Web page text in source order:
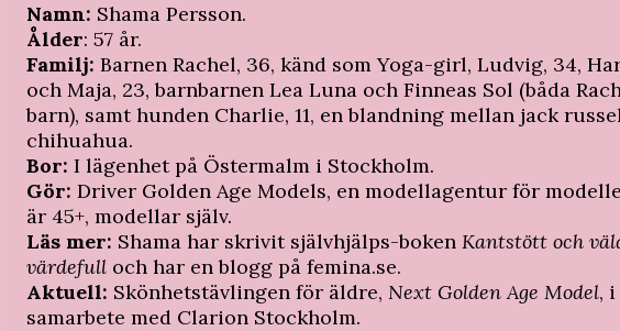
Namn: Shama Persson.
Ålder: 57 år.
Familj: Barnen Rachel, 36, känd som Yoga-girl, Ludvig, 34,
och Maja, 23, barnbarnen Lea Luna och Finneas Sol (båda
barn), samt hunden Charlie, 11, en blandning mellan jack
chihuahua.
Bor: I lägenhet på Östermalm i Stockholm.
Gör: Driver Golden Age Models, en modellagentur för
är 45+, modellar själv.
Läs mer: Shama har skrivit självhjälps-boken Kantstött och
värdefull och har en blogg på femina.se.
Aktuell: Skönhetstävlingen för äldre, Next Golden Age Model, i
samarbete med Clarion Stockholm.